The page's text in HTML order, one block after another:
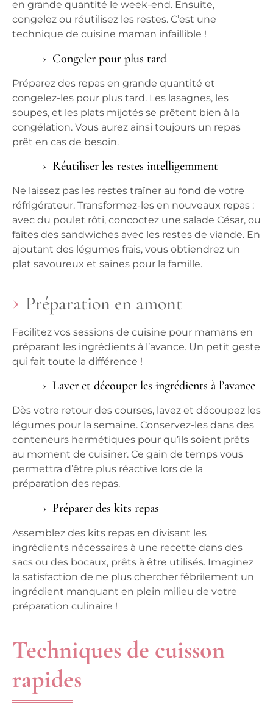
en grande quantité le week-end. Ensuite,
congelez ou réutilisez les restes. C’est une
technique de cuisine maman infaillible !
Congeler pour plus tard
Préparez des repas en grande quantité et
congelez-les pour plus tard. Les lasagnes, les
soupes, et les plats mijotés se prêtent bien à la
congélation. Vous aurez ainsi toujours un repas
prêt en cas de besoin.
Réutiliser les restes intelligemment
Ne laissez pas les restes traîner au fond de votre
réfrigérateur. Transformez-les en nouveaux repas :
avec du poulet rôti, concoctez une salade César, ou
faites des sandwiches avec les restes de viande. En
ajoutant des légumes frais, vous obtiendrez un
plat savoureux et saines pour la famille.
Préparation en amont
Facilitez vos sessions de cuisine pour mamans en
préparant les ingrédients à l’avance. Un petit geste
qui fait toute la différence !
Laver et découper les ingrédients à l’avance
Dès votre retour des courses, lavez et découpez les
légumes pour la semaine. Conservez-les dans des
conteneurs hermétiques pour qu’ils soient prêts
au moment de cuisiner. Ce gain de temps vous
permettra d’être plus réactive lors de la
préparation des repas.
Préparer des kits repas
Assemblez des kits repas en divisant les
ingrédients nécessaires à une recette dans des
sacs ou des bocaux, prêts à être utilisés. Imaginez
la satisfaction de ne plus chercher fébrilement un
ingrédient manquant en plein milieu de votre
préparation culinaire !
Techniques de cuisson
rapides